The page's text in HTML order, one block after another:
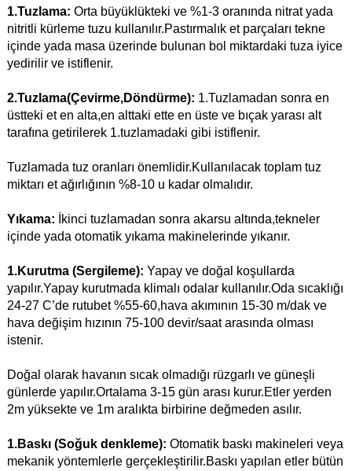
1.Tuzlama: Orta büyüklükteki ve %1-3 oranında nitrat yada
nitritli kürleme tuzu kullanılır.Pastırmalık et parçaları tekne
içinde yada masa üzerinde bulunan bol miktardaki tuza iyice
yedirilir ve istiflenir.
2.Tuzlama(Çevirme,Döndürme): 1.Tuzlamadan sonra en
üstteki et en alta,en alttaki ette en üste ve bıçak yarası alt
tarafına getirilerek 1.tuzlamadaki gibi istiflenir.
Tuzlamada tuz oranları önemlidir.Kullanılacak toplam tuz
miktarı et ağırlığının %8-10 u kadar olmalıdır.
Yıkama:
İkinci tuzlamadan sonra akarsu altında,tekneler
içinde yada otomatik yıkama makinelerinde yıkanır.
1.Kurutma (Sergileme): Yapay ve doğal koşullarda
yapılır.Yapay kurutmada klimalı odalar kullanılır.Oda sıcaklığı
24-27 C’de rutubet %55-60,hava akımının 15-30 m/dak ve
hava değişim hızının 75-100 devir/saat arasında olması
istenir.
Doğal olarak havanın sıcak olmadığı rüzgarlı ve güneşli
günlerde yapılır.Ortalama 3-15 gün arası kurur.Etler yerden
2m yüksekte ve 1m aralıkta birbirine değmeden asılır.
1.Baskı (Soğuk denkleme): Otomatik baskı makineleri veya
mekanik yöntemlerle gerçekleştirilir.Baskı yapılan etler bütün